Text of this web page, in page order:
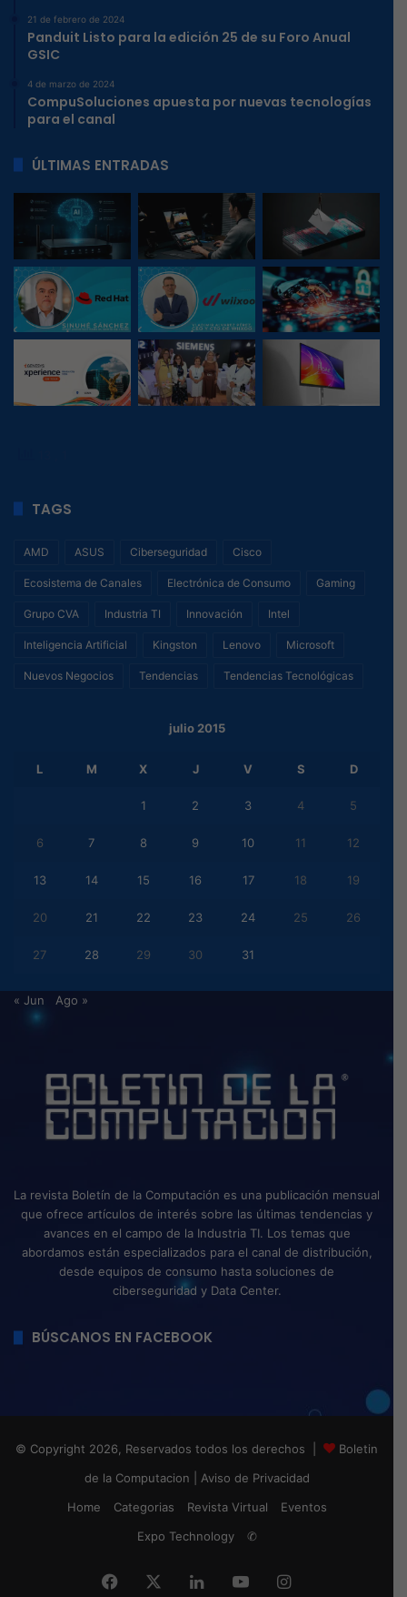
21 de febrero de 2024
Panduit Listo para la edición 25 de su Foro Anual
GSIC
4 de marzo de 2024
CompuSoluciones apuesta por nuevas tecnologías
para el canal
ÚLTIMAS ENTRADAS
TAGS
AMD ASUS Ciberseguridad Cisco
Ecosistema de Canales Electrónica de Consumo Gaming
Grupo CVA Industria TI Innovación Intel
Inteligencia Artificial Kingston Lenovo Microsoft
Nuevos Negocios Tendencias Tendencias Tecnológicas
julio 2015
L M X J V S D
1 2 3 4 5
6 7 8 9 10 11 12
13 14 15 16 17 18 19
20 21 22 23 24 25 26
27 28 29 30 31
« Jun Ago »
La revista Boletín de la Computación es una publicación mensual
que ofrece artículos de interés sobre las últimas tendencias y
avances en el campo de la Industria TI. Los temas que
abordamos están especializados para el canal de distribución,
desde equipos de consumo hasta soluciones de
ciberseguridad y Data Center.
BÚSCANOS EN FACEBOOK
© Copyright 2026, Reservados todos los derechos |
Boletin
de la Computacion
Aviso de Privacidad
Home
Categorias Revista Virtual
Eventos
Expo Technology
✆
Facebook LinkedInYouTubeInstagram